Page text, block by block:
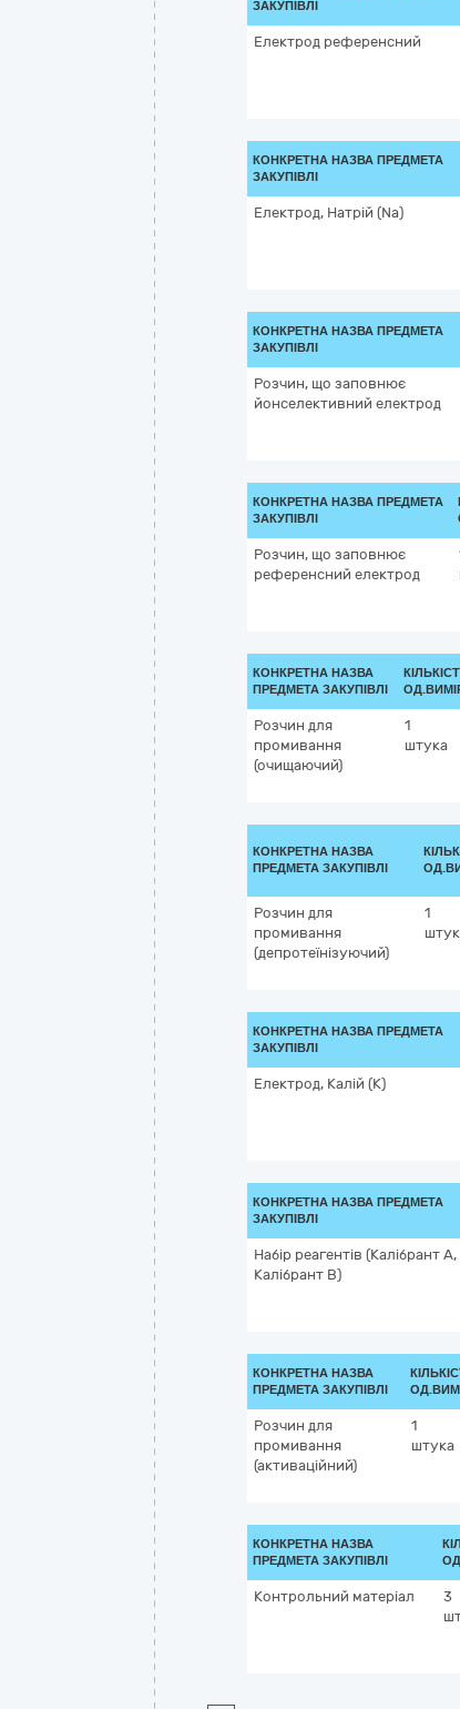
ЗАКУПІВЛІ
Електрод референсний
КОНКРЕТНА НАЗВА ПРЕДМЕТА
ЗАКУПІВЛІ
Електрод, Натрій (Na)
КОНКРЕТНА НАЗВА ПРЕДМЕТА
ЗАКУПІВЛІ
Розчин, що заповнює
йонселективний електрод
КОНКРЕТНА НАЗВА ПРЕДМЕТА
ЗАКУПІВЛІ
Розчин, що заповнює
референсний електрод
КОНКРЕТНА НАЗВА
ПРЕДМЕТА ЗАКУПІВЛІ
Розчин для
промивання
(очищаючий)
1
штука
КОНКРЕТНА НАЗВА
ПРЕДМЕТА ЗАКУПІВЛІ
Розчин для
промивання
(депротеїнізуючий)
1
КОНКРЕТНА НАЗВА ПРЕДМЕТА
ЗАКУПІВЛІ
Електрод, Калій (K)
КОНКРЕТНА НАЗВА ПРЕДМЕТА
ЗАКУПІВЛІ
Набір реагентів (Калібрант A,
Калібрант B)
КОНКРЕТНА НАЗВА
ПРЕДМЕТА ЗАКУПІВЛІ
Розчин для
промивання
(активаційний)
1
штука
КОНКРЕТНА НАЗВА
ПРЕДМЕТА ЗАКУПІВЛІ
Контрольний матеріал
3